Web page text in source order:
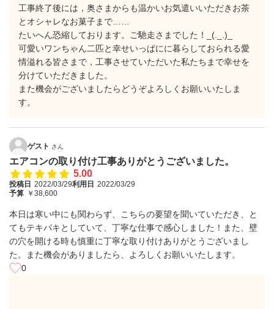
工事終了後には，奥さまからも温かいお気遣いいただきお茶
とオシャレなお菓子まで……
たいへん恐縮しております。ご馳走さまでした！_(._.)_
可愛いワンちゃん二匹と幸せいっぱにに暮らしておられる愛
情溢れる皆さまで，工事させていただいた私たちまで幸せを
分けていただきました。
また機会がございましたらどうぞよろしくお願いいたしま
す。
ゲスト さん
エアコンの取り付け工事ありがとうございました。
5.00
投稿日 2022/03/29利用日 2022/03/29
予算 ￥38,600
本日は寒い中にも関わらず、こちらの要望を聞いていただき、と
てもテキパキとしていて、丁寧な仕事で感心しました！また、壁
の穴を開ける時も慎重に丁寧な取り付けありがとうございまし
た。また機会がありましたら、よろしくお願いいたします。
0